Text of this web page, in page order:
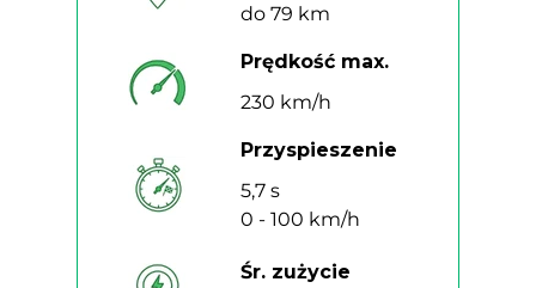
Śr. zużycie
5,7 s
0 - 100 km/h
Przyspieszenie
230 km/h
Prędkość max.
do 79 km